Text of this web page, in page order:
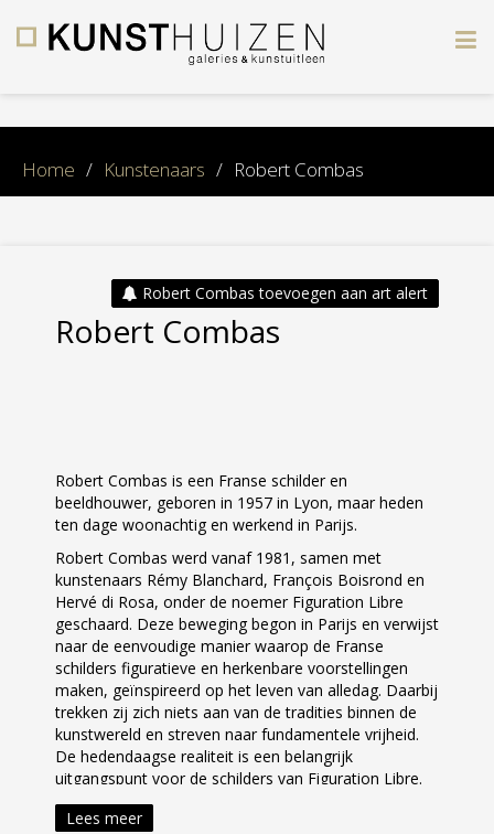
Home / Kunstenaars / Robert Combas
Robert Combas toevoegen aan art alert
Robert Combas
Robert Combas is een Franse schilder en
beeldhouwer, geboren in 1957 in Lyon, maar heden
ten dage woonachtig en werkend in Parijs.
Robert Combas werd vanaf 1981, samen met
kunstenaars Rémy Blanchard, François Boisrond en
Hervé di Rosa, onder de noemer Figuration Libre
geschaard. Deze beweging begon in Parijs en verwijst
naar de eenvoudige manier waarop de Franse
schilders figuratieve en herkenbare voorstellingen
maken, geïnspireerd op het leven van alledag. Daarbij
trekken zij zich niets aan van de tradities binnen de
kunstwereld en streven naar fundamentele vrijheid.
De hedendaagse realiteit is een belangrijk
uitgangspunt voor de schilders van Figuration Libre.
De beweging Figuration Libre kan in lijn worden
gezien met het Neo-Expressionisme.
Lees meer